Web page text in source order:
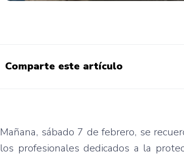
Comparte este artículo
Mañana, sábado 7 de febrero, se
los profesionales dedicados a la